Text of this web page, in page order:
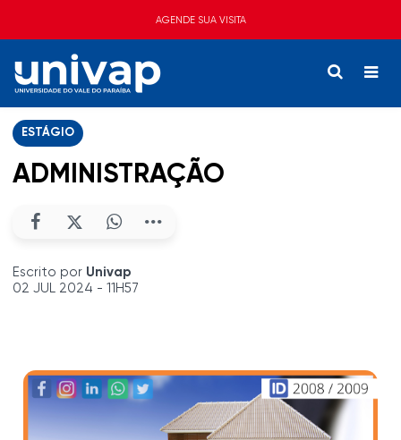
AGENDE SUA VISITA
ESTÁGIO
ADMINISTRAÇÃO
Escrito por Univap
02 JUL 2024 - 11H57